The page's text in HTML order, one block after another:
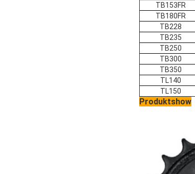
TB153FR
TB180FR
TB228
TB235
TB250
TB300
TB350
TL140
TL150
Produktshow